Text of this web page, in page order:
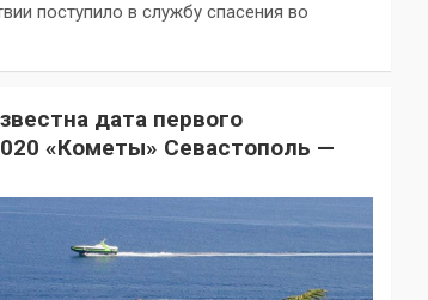
поступило в службу спасения во
дата первого
«Кометы» Севастополь —